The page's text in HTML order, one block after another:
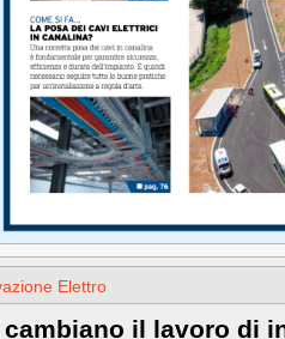
Elettro
cambiano il lavoro di